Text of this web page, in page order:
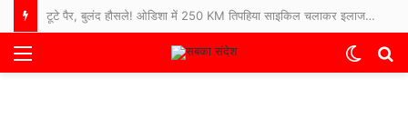
टूटे पैर, बुलंद हौसले! ओडिशा में 250 KM तिपहिया साइकिल चलाकर इलाज कराने अस्पताल पहुंचे 65 साल के बुजुर्ग
Menu
Switch